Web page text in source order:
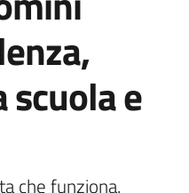
e
che funziona.